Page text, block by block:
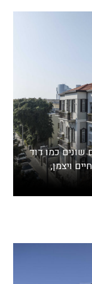
שונים כמו דוד
ויצמן,